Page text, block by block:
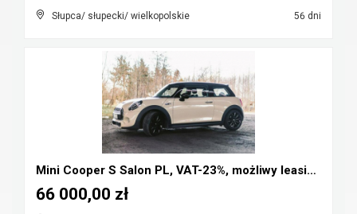
Słupca/ słupecki/ wielkopolskie 56 dni
Mini Cooper S Salon PL, VAT-23%, możliwy leasing, ...
66 000,00 zł